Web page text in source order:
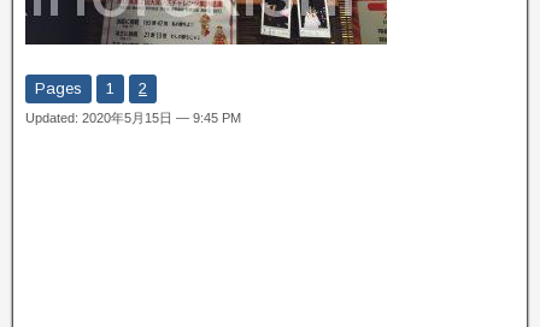
Pages 1 2
Updated: 2020年5月15日 — 9:45 PM